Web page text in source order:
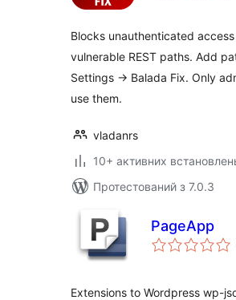
Blocks unauthenticated
vulnerable REST paths. Add
Settings → Balada Fix. Only
use them.
vladanrs
10+ активних
Протестований з 7.0.3
PageApp
Extensions to Wordpress wp-